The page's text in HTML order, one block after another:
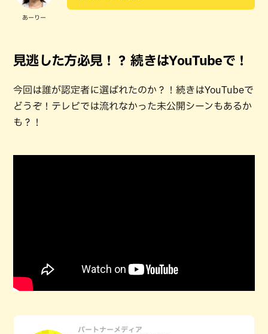
あーりー
見逃した方必見！？ 続きはYouTubeで！
今回は誰が認定者に選ばれたのか？！続きはYouTubeで
どうぞ！テレビでは流れなかった未公開シーンもあるか
も？！
パートナーメディア